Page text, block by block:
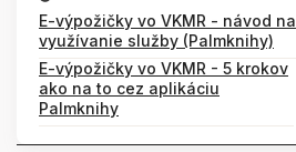
E-výpožičky vo VKMR - návod na
využívanie služby (Palmknihy)
E-výpožičky vo VKMR - 5 krokov
ako na to cez aplikáciu
Palmknihy